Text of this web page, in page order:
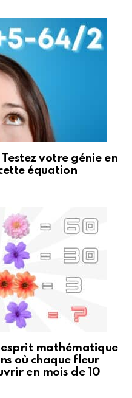
votre génie en
équation
esprit mathématique
où chaque fleur
en mois de 10